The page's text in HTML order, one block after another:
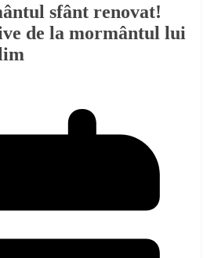
sfânt renovat!
de la mormântul lui